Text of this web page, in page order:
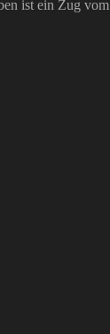
ist ein Zug vom